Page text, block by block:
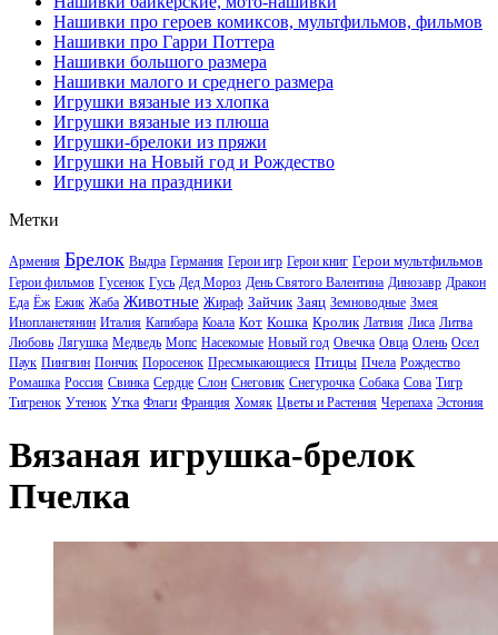
Нашивки про героев комиксов, мультфильмов, фильмов
Нашивки про Гарри Поттера
Нашивки большого размера
Нашивки малого и среднего размера
Игрушки вязаные из хлопка
Игрушки вязаные из плюша
Игрушки-брелоки из пряжи
Игрушки на Новый год и Рождество
Игрушки на праздники
Метки
Армения Брелок Выдра Германия Герои игр Герои книг Герои мультфильмов
Герои фильмов Гусенок Гусь Дед Мороз День Святого Валентина Динозавр Дракон
Еда Ёж Ежик Жаба Животные Жираф Зайчик Заяц Земноводные Змея
Инопланетянин Италия Капибара Коала Кот Кошка Кролик Латвия Лиса Литва
Любовь Лягушка Медведь Мопс Насекомые Новый год Овечка Овца Олень Осел
Паук Пингвин Пончик Поросенок Пресмыкающиеся Птицы Пчела Рождество
Ромашка Россия Свинка Сердце Слон Снеговик Снегурочка Собака Сова Тигр
Тигренок Утенок Утка Флаги Франция Хомяк Цветы и Растения Черепаха Эстония
Вязаная игрушка-брелок
Пчелка